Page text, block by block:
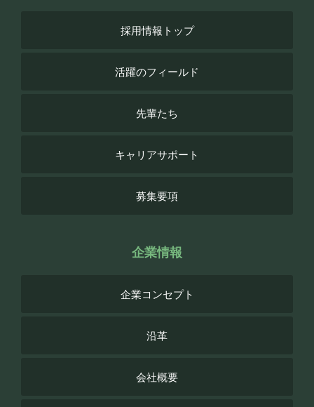
採用情報トップ
活躍のフィールド
先輩たち
キャリアサポート
募集要項
企業情報
企業コンセプト
沿革
会社概要